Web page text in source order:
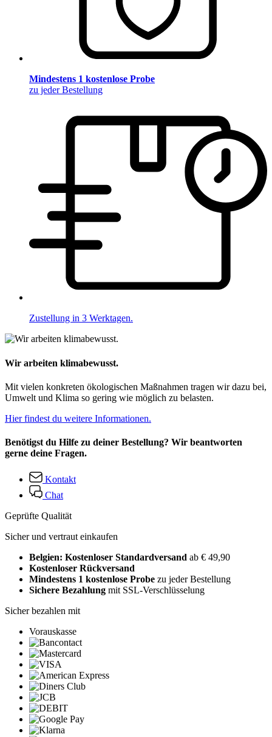
Mindestens 1 kostenlose Probe
zu jeder Bestellung
Zustellung in 3 Werktagen.
Wir arbeiten klimabewusst.
Mit vielen konkreten ökologischen Maßnahmen tragen wir dazu bei,
Umwelt und Klima so gering wie möglich zu belasten.
Hier findest du weitere Informationen.
Benötigst du Hilfe zu deiner Bestellung? Wir beantworten
gerne deine Fragen.
Kontakt
Chat
Geprüfte Qualität
Sicher und vertraut einkaufen
Belgien: Kostenloser Standardversand ab € 49,90
Kostenloser Rückversand
Mindestens 1 kostenlose Probe zu jeder Bestellung
Sichere Bezahlung mit SSL-Verschlüsselung
Sicher bezahlen mit
Vorauskasse